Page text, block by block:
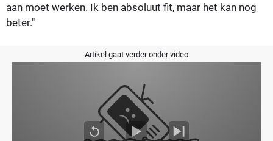
aan moet werken. Ik ben absoluut fit, maar het kan nog
beter."
Artikel gaat verder onder video